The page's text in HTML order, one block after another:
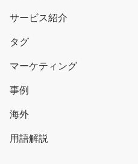
サービス紹介
タグ
マーケティング
事例
海外
用語解説